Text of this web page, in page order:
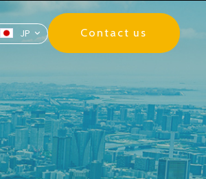
JP
EN
ZH
Contact us